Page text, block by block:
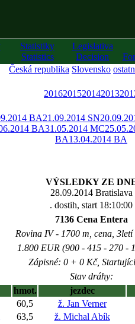
Statistiky
Statistics
Legislativa
Decision
Česká republika Slovensko
2016201520142013
BA21.09.2014 SN
BA31.05.2014 MC
BA13.04.2014 BA
VÝSLEDKY ZE
28.09.2014 Bratislava
. dostih, start 18:10:00
7136 Cena Entera
Rovina IV - 1700 m, cena, 3letí
1.800 EUR (900 - 415 - 270 -
Zápisné: 0 + 0 Kč,
Stav dráhy:
hmot. jezdec
60,5 ž. Jan Verner
63,5 ž. Michal Abík